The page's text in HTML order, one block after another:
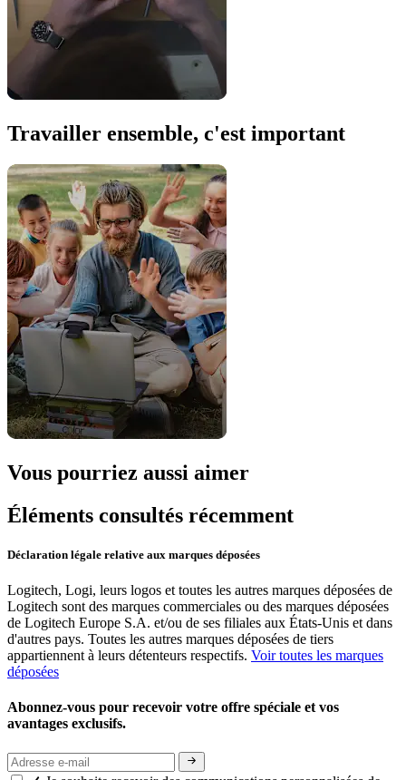
Travailler ensemble, c'est important
Vous pourriez aussi aimer
Éléments consultés récemment
Déclaration légale relative aux marques déposées
Logitech, Logi, leurs logos et toutes les autres marques déposées de
Logitech sont des marques commerciales ou des marques déposées
de Logitech Europe S.A. et/ou de ses filiales aux États-Unis et dans
d'autres pays. Toutes les autres marques déposées de tiers
appartiennent à leurs détenteurs respectifs. Voir toutes les marques
déposées
Abonnez-vous pour recevoir votre offre spéciale et vos
avantages exclusifs.